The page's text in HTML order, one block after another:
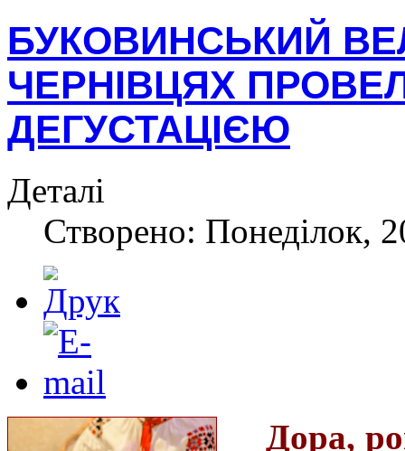
БУКОВИНСЬКИЙ
ЧЕРНІВЦЯХ
ДЕГУСТАЦІЄЮ
Деталі
Створено: Понеділок,
Дора,